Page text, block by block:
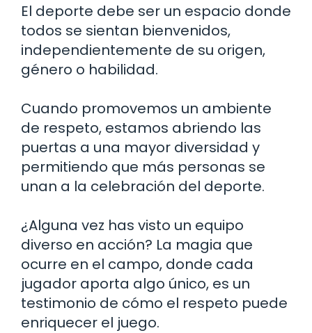
El deporte debe ser un espacio donde
todos se sientan bienvenidos,
independientemente de su origen,
género o habilidad.
Cuando promovemos un ambiente
de respeto, estamos abriendo las
puertas a una mayor diversidad y
permitiendo que más personas se
unan a la celebración del deporte.
¿Alguna vez has visto un equipo
diverso en acción? La magia que
ocurre en el campo, donde cada
jugador aporta algo único, es un
testimonio de cómo el respeto puede
enriquecer el juego.